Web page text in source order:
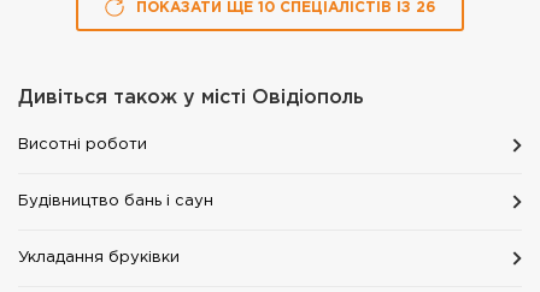
ПОКАЗАТИ ЩЕ 10 СПЕЦІАЛІСТІВ ІЗ 26
Дивіться також у місті Овідіополь
Висотні роботи
Будівництво бань і саун
Укладання бруківки